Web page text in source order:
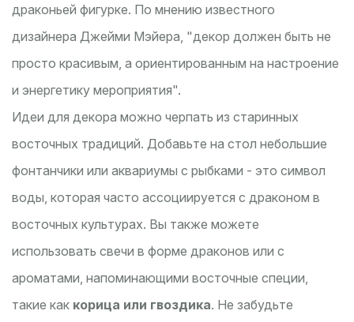
драконьей фигурке. По мнению известного
дизайнера Джейми Мэйера, "декор должен быть не
просто красивым, а ориентированным на настроение
и энергетику мероприятия".
Идеи для декора можно черпать из старинных
восточных традиций. Добавьте на стол небольшие
фонтанчики или аквариумы с рыбками - это символ
воды, которая часто ассоциируется с драконом в
восточных культурах. Вы также можете
использовать свечи в форме драконов или с
ароматами, напоминающими восточные специи,
такие как корица или гвоздика. Не забудьте